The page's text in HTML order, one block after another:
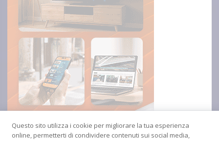
Questo sito utilizza i cookie per migliorare la tua esperienza
online, permetterti di condividere contenuti sui social media,